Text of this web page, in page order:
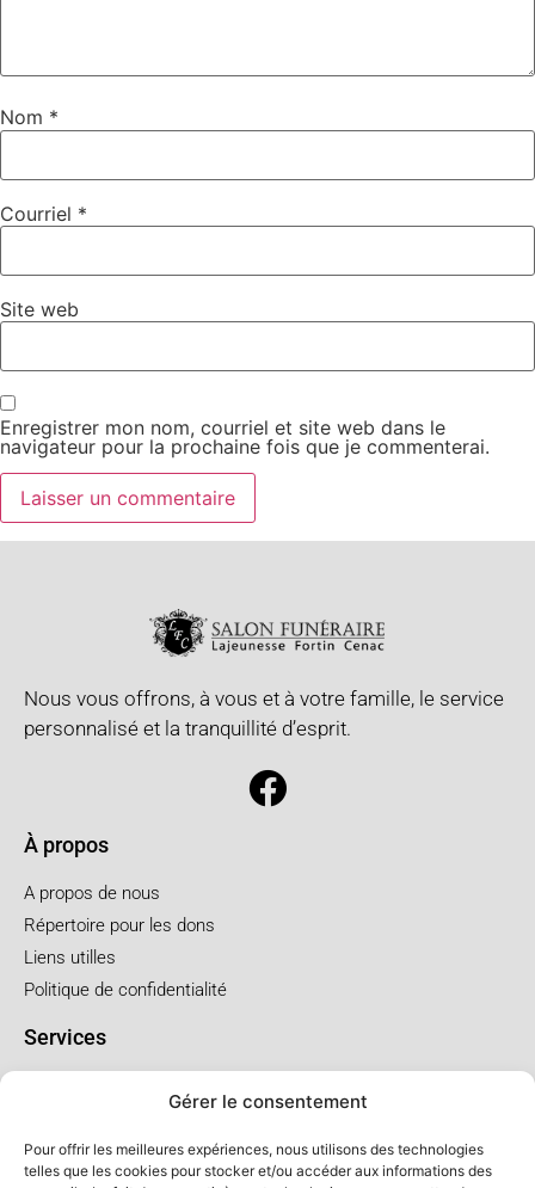
Gérer le consentement
Pour offrir les meilleures expériences, nous utilisons des technologies
telles que les cookies pour stocker et/ou accéder aux informations des
Nom *
Courriel *
Site web
Enregistrer mon nom, courriel et site web dans le
navigateur pour la prochaine fois que je commenterai.
Nous vous offrons, à vous et à votre famille, le service
personnalisé et la tranquillité d’esprit.
À propos
A propos de nous
Répertoire pour les dons
Liens utilles
Politique de confidentialité
Services
Funérailles au salon